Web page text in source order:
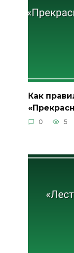
Как
0 5